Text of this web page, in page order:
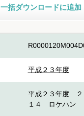
一括ダウンロードに追加
平成２３年度
平成２３年度＿２
１４ ロケハン